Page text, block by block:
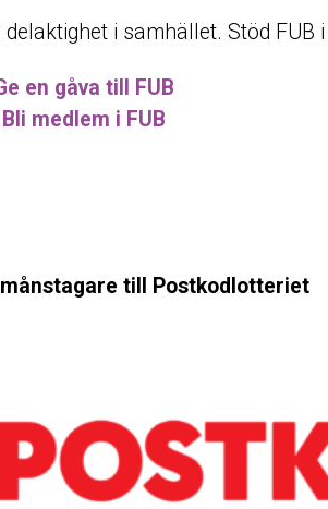
i samhället. Stöd FUB
en gåva till FUB
Bli medlem i FUB
till Postkodlotteriet